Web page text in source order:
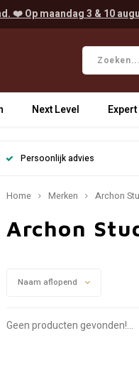
❤️ Op maandag 3 & 10
Next Level Expert
Persoonlijk advies
Home Merken Archon
Archon
Naam aflopend
Geen producten gevonden!...